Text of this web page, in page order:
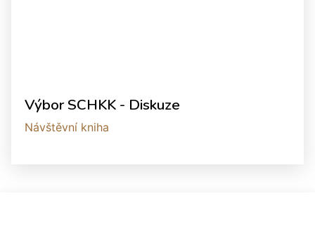
Výbor SCHKK - Diskuze
Návštěvní kniha